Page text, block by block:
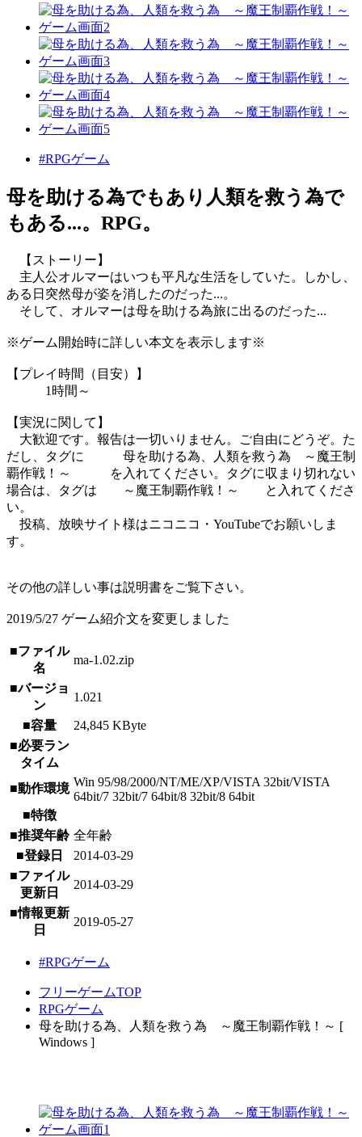
#RPGゲーム
母を助ける為でもあり人類を救う為で
もある...。RPG。
【ストーリー】
主人公オルマーはいつも平凡な生活をしていた。しかし、
ある日突然母が姿を消したのだった...。
そして、オルマーは母を助ける為旅に出るのだった...
※ゲーム開始時に詳しい本文を表示します※
【プレイ時間（目安）】
1時間～
【実況に関して】
大歓迎です。報告は一切いりません。ご自由にどうぞ。た
だし、タグに 母を助ける為、人類を救う為 ～魔王制
覇作戦！～ を入れてください。タグに収まり切れない
場合は、タグは ～魔王制覇作戦！～ と入れてくださ
い。
投稿、放映サイト様はニコニコ・YouTubeでお願いしま
す。
その他の詳しい事は説明書をご覧下さい。
2019/5/27 ゲーム紹介文を変更しました
■ファイル
名
ma-1.02.zip
■バージョ
ン
1.021
■容量
24,845 KByte
■必要ラン
タイム
■動作環境 Win 95/98/2000/NT/ME/XP/VISTA 32bit/VISTA
64bit/7 32bit/7 64bit/8 32bit/8 64bit
■特徴
■推奨年齢 全年齢
■登録日
2014-03-29
■ファイル
更新日
2014-03-29
■情報更新
日
2019-05-27
#RPGゲーム
フリーゲームTOP
RPGゲーム
母を助ける為、人類を救う為 ～魔王制覇作戦！～ [
Windows ]